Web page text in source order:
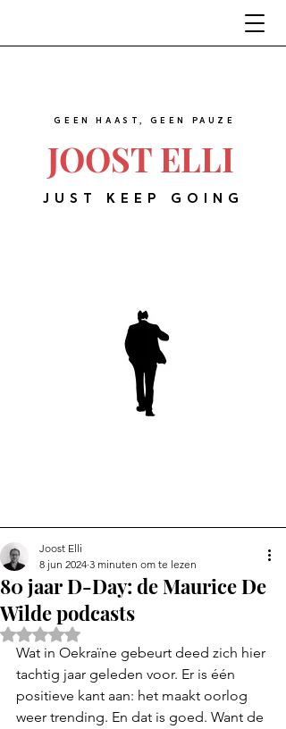
JOOST ELLI
GEEN HAAST, GEEN PAUZE
JUST KEEP GOING
80 jaar D-Day: de Maurice De
Wilde podcasts
Joost Elli
8 jun 2024 3 minuten om te lezen
Beoordeeld met NaN uit 5 sterren.
Wat in Oekraïne gebeurt deed zich hier
tachtig jaar geleden voor. Er is één
positieve kant aan: het maakt oorlog
weer trending. En dat is goed. Want de